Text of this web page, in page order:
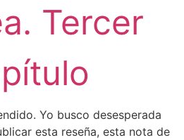
Tercer
Yo busco desesperada
esta reseña, esta nota de